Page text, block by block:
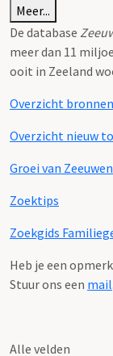
Meer...
De database
meer dan 11
ooit in Zeeland
Overzicht bronnen
Overzicht nieuw
Groei van
Zoektips
Zoekgids
Heb je een
Stuur ons een mail
Alle velden